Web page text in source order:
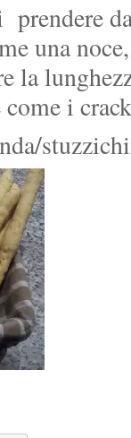
una
la
i